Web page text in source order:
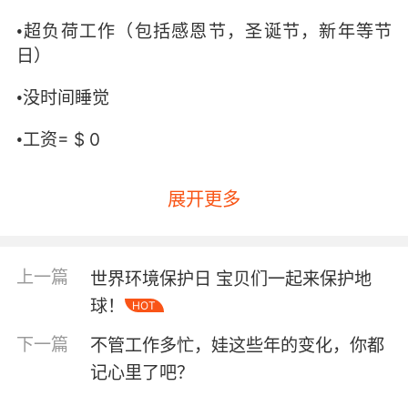
•超负荷工作（包括感恩节，圣诞节，新年等节
日）
•没时间睡觉
•工资= $ 0
试，并记录下了他们的实时反应。
展开更多
上一篇
世界环境保护日 宝贝们一起来保护地
球！
HOT
下一篇
不管工作多忙，娃这些年的变化，你都
记心里了吧？